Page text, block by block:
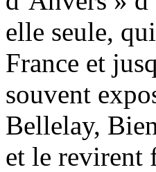
elle seule,
France et
souvent
Bellelay,
et le revirent